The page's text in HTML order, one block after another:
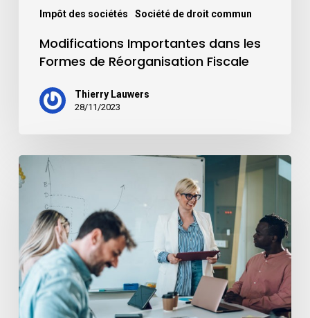
Impôt des sociétés Société de droit commun
Modifications Importantes dans les
Formes de Réorganisation Fiscale
Thierry Lauwers
28/11/2023